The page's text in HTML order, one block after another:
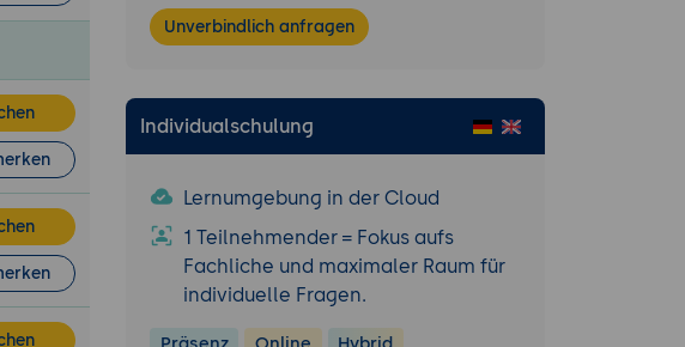
zur Datenaufbereitung.
oder Berichtserstellung
Unverbindlich anfragen
Individualschulung
Lernumgebung in der Cloud
1 Teilnehmender = Fokus aufs
Fachliche und maximaler Raum für
individuelle Fragen.